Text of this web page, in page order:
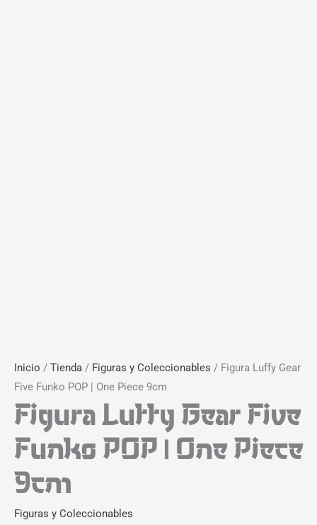
Inicio / Tienda / Figuras y Coleccionables / Figura Luffy Gear
Five Funko POP | One Piece 9cm
Figura Luffy Gear Five
Funko POP | One Piece
9cm
Figuras y Coleccionables